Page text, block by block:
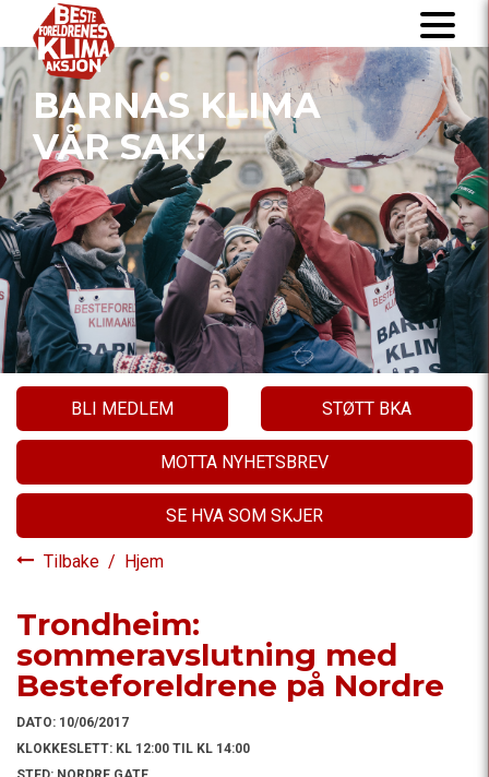
BARNAS KLIMA
VÅR SAK!
BLI MEDLEM STØTT BKA
MOTTA NYHETSBREV
SE HVA SOM SKJER
Tilbake / Hjem
Trondheim:
sommeravslutning med
Besteforeldrene på Nordre
DATO: 10/06/2017
KLOKKESLETT: KL 12:00 TIL KL 14:00